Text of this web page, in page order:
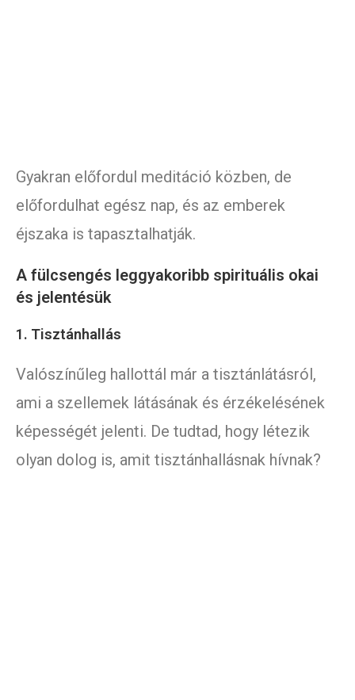
Gyakran előfordul meditáció közben, de
előfordulhat egész nap, és az emberek
éjszaka is tapasztalhatják.
A fülcsengés leggyakoribb spirituális okai
és jelentésük
1. Tisztánhallás
Valószínűleg hallottál már a tisztánlátásról,
ami a szellemek látásának és érzékelésének
képességét jelenti. De tudtad, hogy létezik
olyan dolog is, amit tisztánhallásnak hívnak?